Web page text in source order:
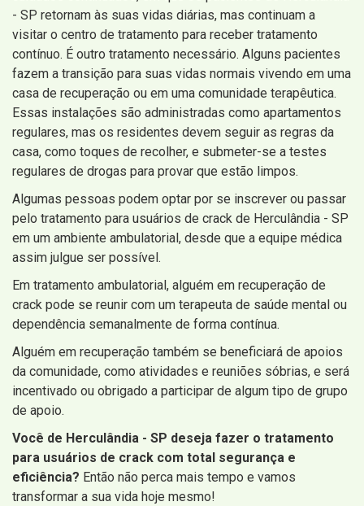
- SP retornam às suas vidas diárias, mas continuam a
visitar o centro de tratamento para receber tratamento
contínuo. É outro tratamento necessário. Alguns pacientes
fazem a transição para suas vidas normais vivendo em uma
casa de recuperação ou em uma comunidade terapêutica.
Essas instalações são administradas como apartamentos
regulares, mas os residentes devem seguir as regras da
casa, como toques de recolher, e submeter-se a testes
regulares de drogas para provar que estão limpos.
Algumas pessoas podem optar por se inscrever ou passar
pelo tratamento para usuários de crack de Herculândia - SP
em um ambiente ambulatorial, desde que a equipe médica
assim julgue ser possível.
Em tratamento ambulatorial, alguém em recuperação de
crack pode se reunir com um terapeuta de saúde mental ou
dependência semanalmente de forma contínua.
Alguém em recuperação também se beneficiará de apoios
da comunidade, como atividades e reuniões sóbrias, e será
incentivado ou obrigado a participar de algum tipo de grupo
de apoio.
Você de Herculândia - SP deseja fazer o tratamento
para usuários de crack com total segurança e
eficiência? Então não perca mais tempo e vamos
transformar a sua vida hoje mesmo!